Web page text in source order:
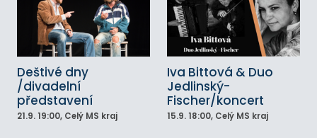
Deštivé dny
/divadelní
představení
21.9. 19:00, Celý MS kraj
Iva Bittová & Duo
Jedlinský-
Fischer/koncert
15.9. 18:00, Celý MS kraj